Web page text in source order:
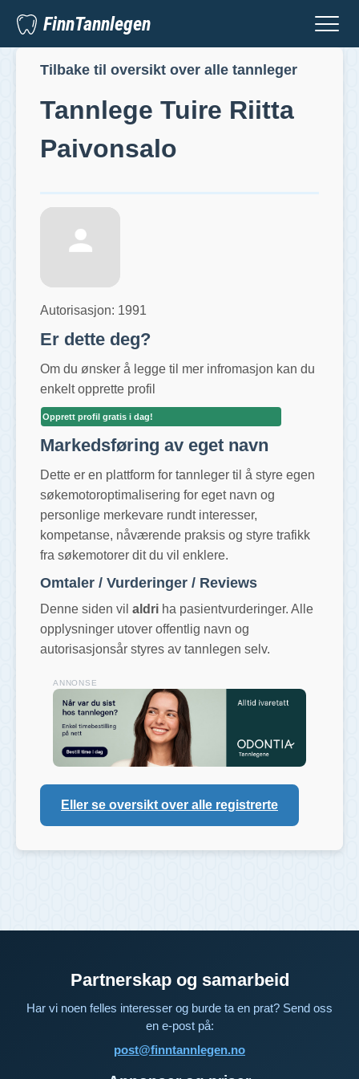
FinnTannlegen
Tilbake til oversikt over alle tannleger
Tannlege Tuire Riitta
Paivonsalo
Autorisasjon: 1991
Er dette deg?
Om du ønsker å legge til mer infromasjon kan du
enkelt opprette profil
Opprett profil gratis i dag!
Markedsføring av eget navn
Dette er en plattform for tannleger til å styre egen
søkemotoroptimalisering for eget navn og
personlige merkevare rundt interesser,
kompetanse, nåværende praksis og styre trafikk
fra søkemotorer dit du vil enklere.
Omtaler / Vurderinger / Reviews
Denne siden vil aldri ha pasientvurderinger. Alle
opplysninger utover offentlig navn og
autorisasjonsår styres av tannlegen selv.
ANNONSE
Eller se oversikt over alle registrerte
Partnerskap og samarbeid
Har vi noen felles interesser og burde ta en prat? Send oss
en e-post på:
post@finntannlegen.no